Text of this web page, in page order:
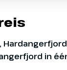
in
2026 en
september
zijn het
vanaf 11 mei t/
en
Gelderland